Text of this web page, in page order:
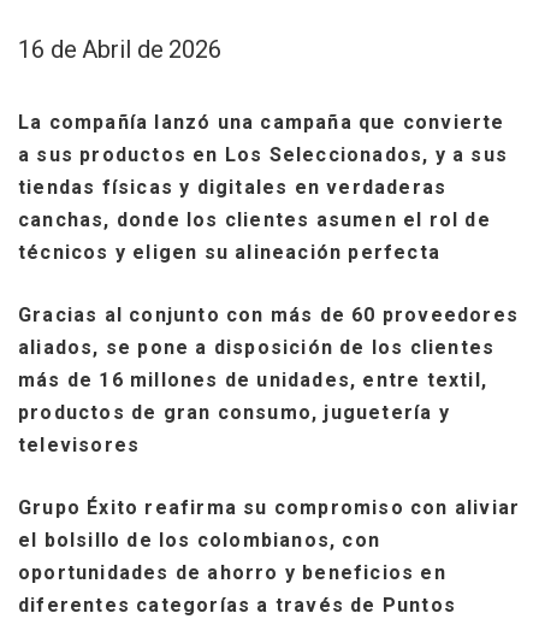
16 de Abril de 2026
La compañía lanzó una campaña que convierte
a sus productos en Los Seleccionados, y a sus
tiendas físicas y digitales en verdaderas
canchas, donde los clientes asumen el rol de
técnicos y eligen su alineación perfecta
Gracias al conjunto con más de 60 proveedores
aliados, se pone a disposición de los clientes
más de 16 millones de unidades, entre textil,
productos de gran consumo, juguetería y
televisores
Grupo Éxito reafirma su compromiso con aliviar
el bolsillo de los colombianos, con
oportunidades de ahorro y beneficios en
diferentes categorías a través de Puntos